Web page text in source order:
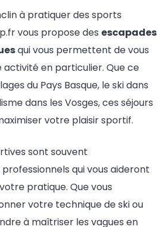
à pratiquer des sports
vous propose des escapades
qui vous permettent de vous
en particulier. Que ce
du Pays Basque, le ski dans
dans les Vosges, ces séjours
votre plaisir sportif.
sont souvent
qui vous aideront
pratique. Que vous
votre technique de ski ou
à maîtriser les vagues en